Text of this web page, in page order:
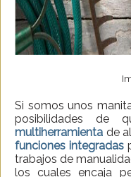
Si somos unos
posibilidades de
multiherramienta de
funciones integradas
trabajos de
los cuales encaja